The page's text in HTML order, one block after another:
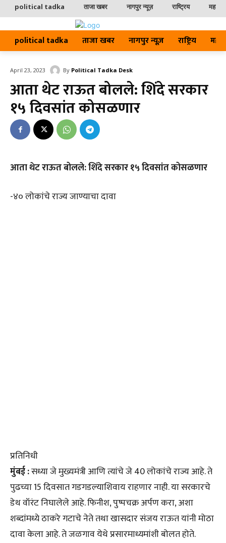
political tadka ताजा खबर नागपुर न्यूज़ राष्ट्रिय
political tadka ताजा खबर नागपुर न्यूज़ राष्ट्रिय
April 23, 2023 By Political Tadka Desk
आता थेट राऊत बोलले: शिंदे सरकार
१५ दिवसांत कोसळणार
आता थेट राऊत बोलले: शिंदे सरकार १५ दिवसांत कोसळणार
-४० लोकांचे राज्य जाण्याचा दावा
प्रतिनिधी
मुंबई :सध्या जे मुख्यमंत्री आणि त्यांचे जे 40 लोकांचे राज्य आहे. ते
पुढच्या 15 दिवसात गडगडल्याशिवाय राहणार नाही. या सरकारचे
डेथ वॉरंट निघालेले आहे. फिनीश, पुष्पचक्र अर्पण करा, अशा
शब्दांमध्ये ठाकरे गटाचे नेते तथा खासदार संजय राऊत यांनी मोठा
दावा केला आहे. ते जळगाव येथे प्रसारमाध्यमांशी बोलत होते.